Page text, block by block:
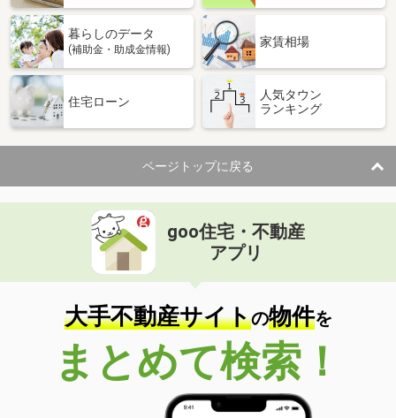
暮らしのデータ
(補助金・助成金情報)
家賃相場
住宅ローン
人気タウン
ランキング
ページトップに戻る
goo住宅・不動産
アプリ
大手不動産サイトの物件を
まとめて検索！